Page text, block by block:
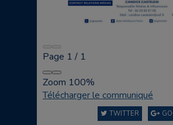
Page 1 / 1
Zoom 100%
Télécharger le communiqué
TWITTER